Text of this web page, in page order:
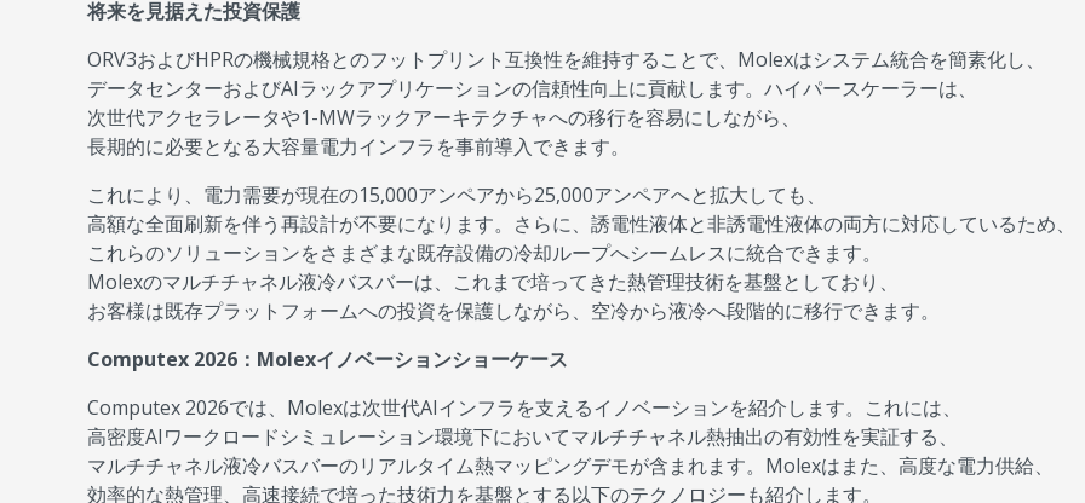
将来を見据えた投資保護
ORV3およびHPRの機械規格とのフットプリント互換性を維持することで、Molexはシステム統合を簡素化し、
データセンターおよびAIラックアプリケーションの信頼性向上に貢献します。ハイパースケーラーは、
次世代アクセラレータや1-MWラックアーキテクチャへの移行を容易にしながら、
長期的に必要となる大容量電力インフラを事前導入できます。
これにより、電力需要が現在の15,000アンペアから25,000アンペアへと拡大しても、
高額な全面刷新を伴う再設計が不要になります。さらに、誘電性液体と非誘電性液体の両方に対応しているため、
これらのソリューションをさまざまな既存設備の冷却ループへシームレスに統合できます。
Molexのマルチチャネル液冷バスバーは、これまで培ってきた熱管理技術を基盤としており、
お客様は既存プラットフォームへの投資を保護しながら、空冷から液冷へ段階的に移行できます。
Computex 2026：Molexイノベーションショーケース
Computex 2026では、Molexは次世代AIインフラを支えるイノベーションを紹介します。これには、
高密度AIワークロードシミュレーション環境下においてマルチチャネル熱抽出の有効性を実証する、
マルチチャネル液冷バスバーのリアルタイム熱マッピングデモが含まれます。Molexはまた、高度な電力供給、
効率的な熱管理、高速接続で培った技術力を基盤とする以下のテクノロジーも紹介します。